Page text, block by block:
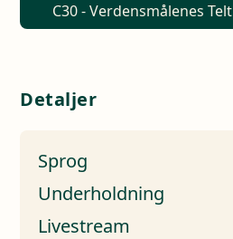
C30 - Verdensmålenes Telt
Detaljer
Sprog
Underholdning
Livestream